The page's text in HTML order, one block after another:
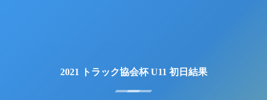
2021 トラック協会杯 U11 初日結果